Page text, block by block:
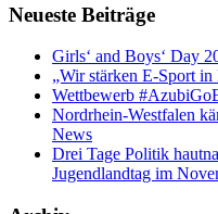
Neueste Beiträge
Girls‘ and Boys‘ Day
„Wir stärken E-Sport
Wettbewerb
Nordrhein-Westfalen
News
Drei Tage Politik
Jugendlandtag im